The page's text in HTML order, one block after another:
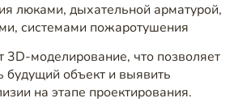
люками, дыхательной арматурой,
системами пожаротушения
3D-моделирование, что позволяет
будущий объект и выявить
на этапе проектирования.